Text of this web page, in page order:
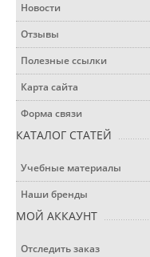
Новости
Отзывы
Полезные ссылки
Карта сайта
Форма связи
КАТАЛОГ СТАТЕЙ
Учебные материалы
Наши бренды
МОЙ АККАУНТ
Отследить заказ